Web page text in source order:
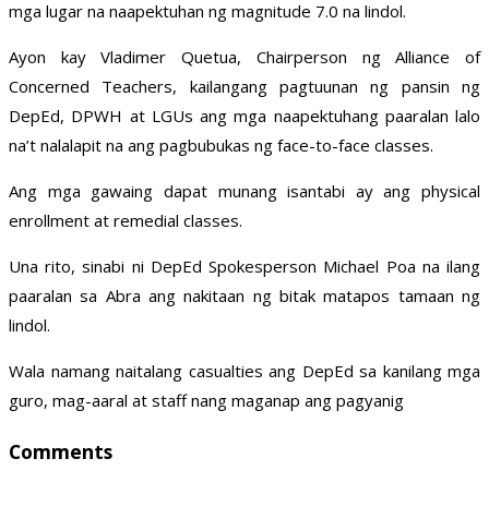
mga lugar na naapektuhan ng magnitude 7.0 na lindol.
Ayon kay Vladimer Quetua, Chairperson ng Alliance of
Concerned Teachers, kailangang pagtuunan ng pansin ng
DepEd, DPWH at LGUs ang mga naapektuhang paaralan lalo
na’t nalalapit na ang pagbubukas ng face-to-face classes.
Ang mga gawaing dapat munang isantabi ay ang physical
enrollment at remedial classes.
Una rito, sinabi ni DepEd Spokesperson Michael Poa na ilang
paaralan sa Abra ang nakitaan ng bitak matapos tamaan ng
lindol.
Wala namang naitalang casualties ang DepEd sa kanilang mga
guro, mag-aaral at staff nang maganap ang pagyanig
Comments